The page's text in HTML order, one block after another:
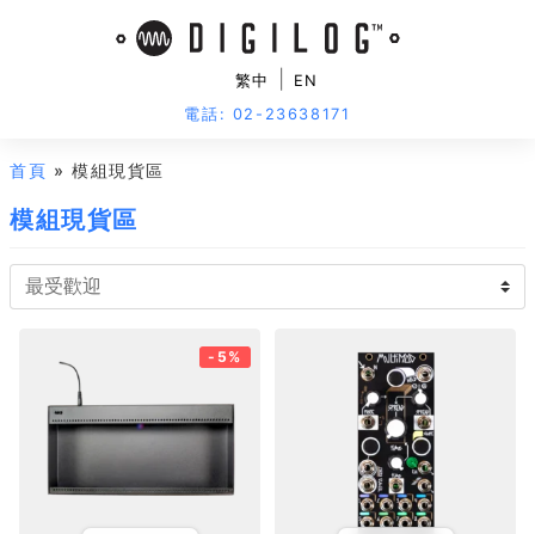
繁中
EN
電話: 02-23638171
首頁 » 模組現貨區
模組現貨區
-5%